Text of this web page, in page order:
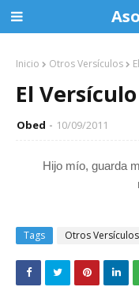
Inicio Otros Versículos
El
Obed 10/09/2011
Hijo mío, guarda
Tags Otros Versículos